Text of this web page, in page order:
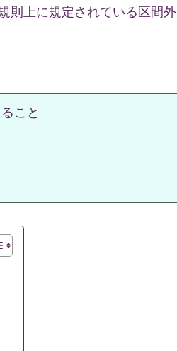
則上に規定されている区間外
こと